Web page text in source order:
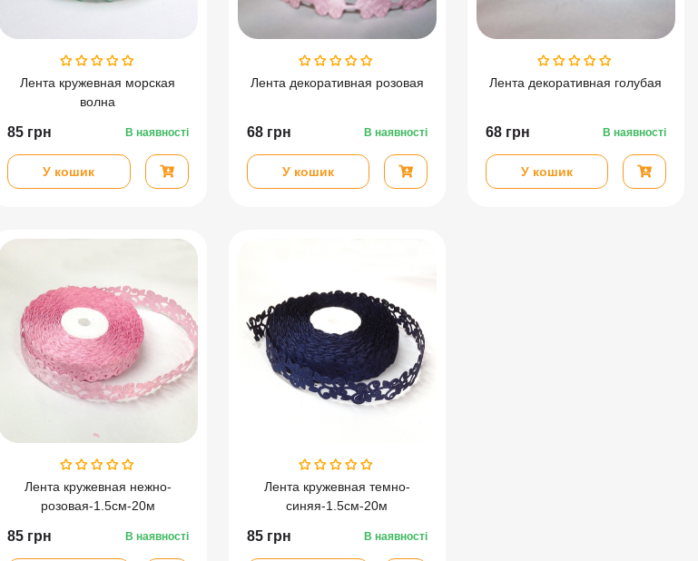
Лента кружевная морская
волна
85 грн В наявності
У кошик
Лента декоративная розовая
68 грн В наявності
У кошик
Лента декоративная голубая
68 грн В наявності
У кошик
Лента кружевная нежно-
розовая-1.5см-20м
85 грн В наявності
Лента кружевная темно-
синяя-1.5см-20м
85 грн В наявності